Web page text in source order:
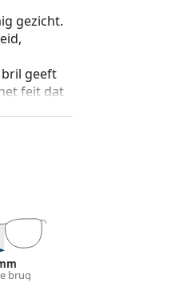
gezicht.
geeft
feit dat
hebt
brug